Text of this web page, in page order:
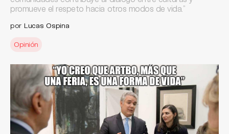
promueve el respeto hacia otros modos de vida.”
por Lucas Ospina
Opinión